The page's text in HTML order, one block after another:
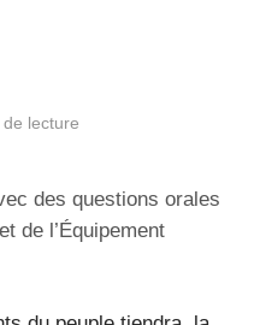
de lecture